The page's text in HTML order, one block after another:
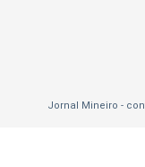
Jornal Mineiro -